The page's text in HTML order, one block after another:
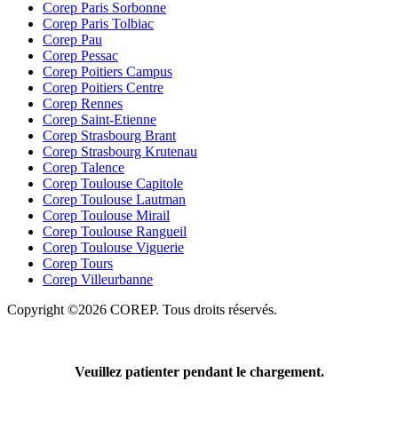
Corep Paris Sorbonne
Corep Paris Tolbiac
Corep Pau
Corep Pessac
Corep Poitiers Campus
Corep Poitiers Centre
Corep Rennes
Corep Saint-Etienne
Corep Strasbourg Brant
Corep Strasbourg Krutenau
Corep Talence
Corep Toulouse Capitole
Corep Toulouse Lautman
Corep Toulouse Mirail
Corep Toulouse Rangueil
Corep Toulouse Viguerie
Corep Tours
Corep Villeurbanne
Copyright ©2026 COREP. Tous droits réservés.
Veuillez patienter pendant le chargement.